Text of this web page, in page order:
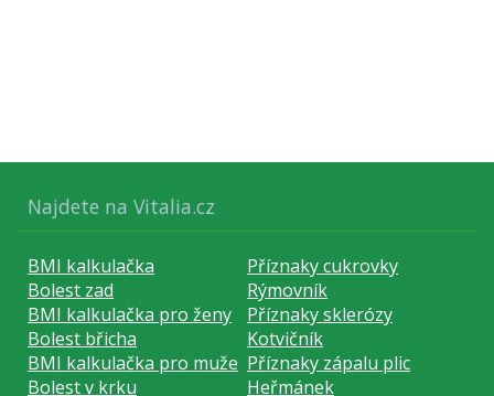
Najdete na Vitalia.cz
BMI kalkulačka
Příznaky cukrovky
Bolest zad
Rýmovník
BMI kalkulačka pro ženy
Příznaky sklerózy
Bolest břicha
Kotvičník
BMI kalkulačka pro muže Příznaky zápalu plic
Bolest v krku
Heřmánek